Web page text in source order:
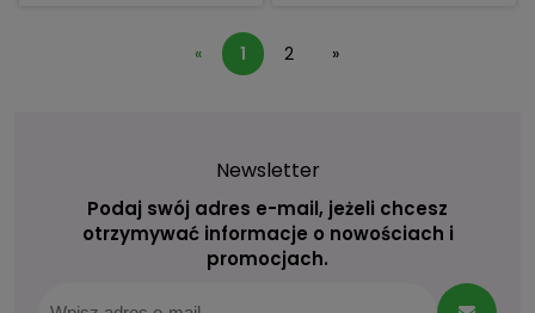
« 1 2 »
Newsletter
Podaj swój adres e-mail, jeżeli chcesz
otrzymywać informacje o nowościach i
promocjach.